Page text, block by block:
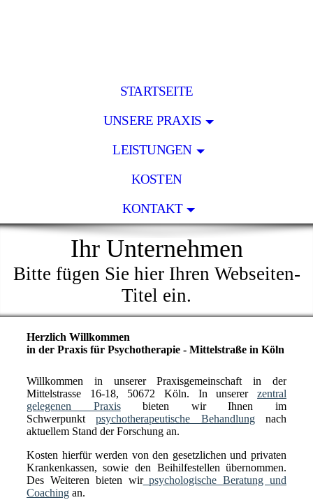
STARTSEITE
UNSERE PRAXIS
LEISTUNGEN
KOSTEN
KONTAKT
Ihr Unternehmen
Bitte fügen Sie hier Ihren Webseiten-
Titel ein.
Herzlich Willkommen
in der Praxis für Psychotherapie - Mittelstraße in Köln
Willkommen in unserer Praxisgemeinschaft in der
Mittelstrasse 16-18, 50672 Köln. In unsererzentral
gelegenen Praxisbieten wir Ihnen im
Schwerpunktpsychotherapeutische Behandlungnach
aktuellem Stand der Forschung an.
Kosten hierfür werden von den gesetzlichen und privaten
Krankenkassen, sowie den Beihilfestellen übernommen.
Des Weiteren bieten wirpsychologische Beratung und
Coachingan.